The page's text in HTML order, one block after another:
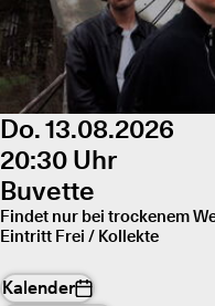
Do. 13.08.2026
20:30 Uhr
Buvette
Findet nur bei trockenem
Eintritt Frei / Kollekte
Kalender